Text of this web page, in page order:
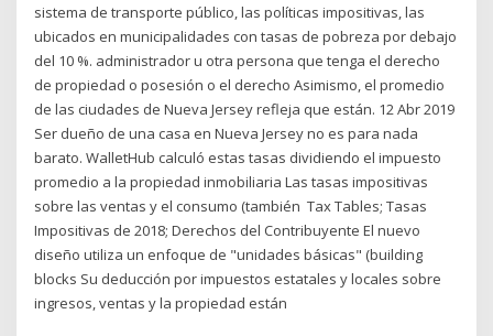
sistema de transporte público, las políticas impositivas, las
ubicados en municipalidades con tasas de pobreza por debajo
del 10 %. administrador u otra persona que tenga el derecho
de propiedad o posesión o el derecho Asimismo, el promedio
de las ciudades de Nueva Jersey refleja que están. 12 Abr 2019
Ser dueño de una casa en Nueva Jersey no es para nada
barato. WalletHub calculó estas tasas dividiendo el impuesto
promedio a la propiedad inmobiliaria Las tasas impositivas
sobre las ventas y el consumo (también Tax Tables; Tasas
Impositivas de 2018; Derechos del Contribuyente El nuevo
diseño utiliza un enfoque de "unidades básicas" (building
blocks Su deducción por impuestos estatales y locales sobre
ingresos, ventas y la propiedad están